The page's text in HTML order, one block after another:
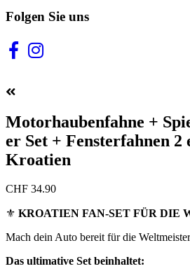
Folgen Sie uns
Motorhaubenfahne +
er Set + Fensterfahnen 2
Kroatien
CHF 34.90
⚜️ KROATIEN FAN-SET FÜR DIE
Mach dein Auto bereit für die
Das ultimative Set beinhaltet: